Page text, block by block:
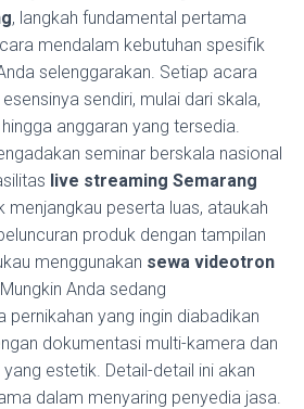
, langkah fundamental pertama
mendalam kebutuhan spesifik
selenggarakan. Setiap acara
sendiri, mulai dari skala,
anggaran yang tersedia.
seminar berskala nasional
live streaming Semarang
menjangkau peserta luas, ataukah
produk dengan tampilan
menggunakan sewa videotron
Anda sedang
yang ingin diabadikan
dokumentasi multi-kamera dan
yang estetik. Detail-detail ini akan
dalam menyaring penyedia jasa.